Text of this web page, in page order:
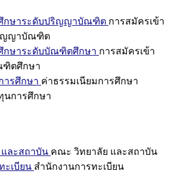
กษาระดับปริญญาบัณฑิต การสมัครเข้า
ญญาบัณฑิต
กษาระดับบัณฑิตศึกษา การสมัครเข้า
ฑิตศึกษา
ารศึกษา ค่าธรรมเนียมการศึกษา
นการศึกษา
ละสถาบัน คณะ วิทยาลัย และสถาบัน
ะเบียน สำนักงานการทะเบียน